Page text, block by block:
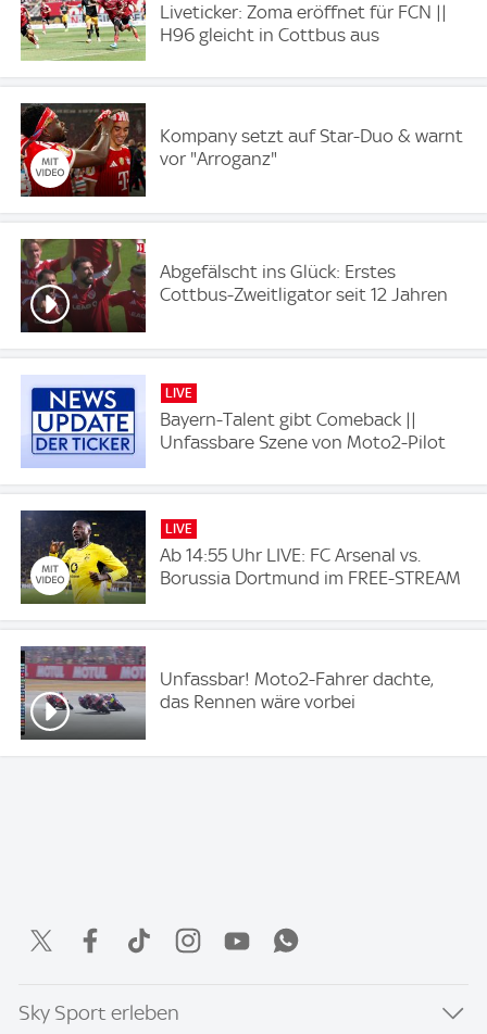
Liveticker: Zoma eröffnet für FCN ||
H96 gleicht in Cottbus aus
Kompany setzt auf Star-Duo & warnt
vor "Arroganz"
Abgefälscht ins Glück: Erstes
Cottbus-Zweitligator seit 12 Jahren
LIVE
Bayern-Talent gibt Comeback ||
Unfassbare Szene von Moto2-Pilot
LIVE
Ab 14:55 Uhr LIVE: FC Arsenal vs.
Borussia Dortmund im FREE-STREAM
Unfassbar! Moto2-Fahrer dachte,
das Rennen wäre vorbei
Sky Sport erleben